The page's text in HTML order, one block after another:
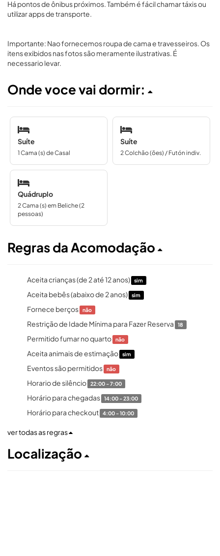
Há pontos de ônibus próximos. Também é fácil chamar táxis ou
utilizar apps de transporte.
Importante: Nao fornecemos roupa de cama e travesseiros. Os
itens exibidos nas fotos são meramente ilustrativas. É
necessario levar.
Onde voce vai dormir:
Suíte
1 Cama (s) de Casal
Suíte
2 Colchão (ões) / Futón indiv.
Quádruplo
2 Cama (s) em Beliche (2
pessoas)
Regras da Acomodação
Aceita crianças (de 2 até 12 anos) sim
Aceita bebês (abaixo de 2 anos) sim
Fornece berços não
Restrição de Idade Mínima para Fazer Reserva 18
Permitido fumar no quarto não
Aceita animais de estimação sim
Eventos são permitidos não
Horario de silêncio 22:00 - 7:00
Horário para chegadas 14:00 - 23:00
Horário para checkout 4:00 - 10:00
ver todas as regras
Localização